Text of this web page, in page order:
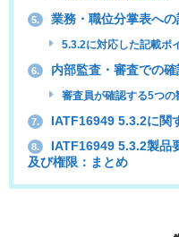
5. 業務・職位分掌表へ
5.3.2に対応した記載ポ
6. 内部監査・審査での確
審査員が確認する5つの
7. IATF16949 5.3.2に関
8.
IATF16949 5.3.2製品
及び権限：まとめ